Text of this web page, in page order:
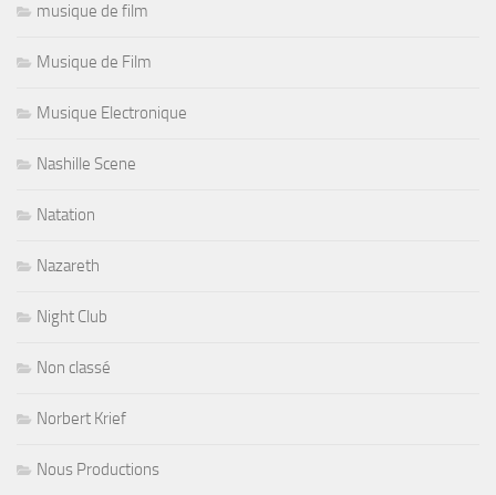
musique de film
Musique de Film
Musique Electronique
Nashille Scene
Natation
Nazareth
Night Club
Non classé
Norbert Krief
Nous Productions